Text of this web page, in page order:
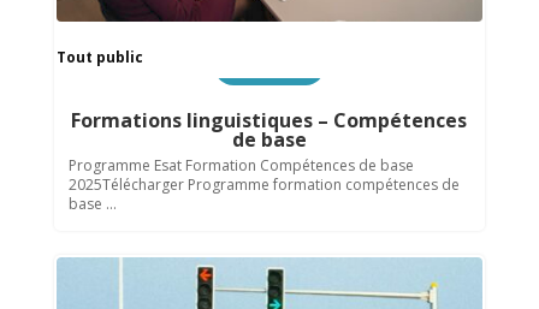
Tout public
Formations linguistiques – Compétences
de base
Programme Esat Formation Compétences de base
2025Télécharger Programme formation compétences de
base ...